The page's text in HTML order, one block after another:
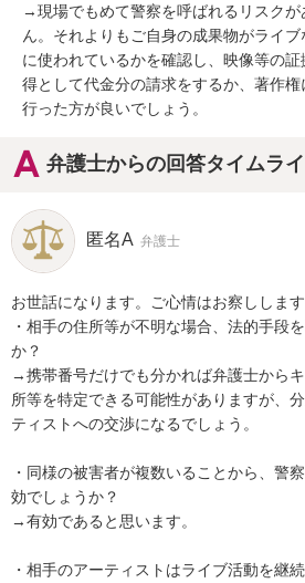
→現場でもめて警察を呼ばれるリスク
ん。それよりもご自身の成果物がライ
に使われているかを確認し、映像等の証
得として代金分の請求をするか、著作
行った方が良いでしょう。
弁護士からの回答タイムラ
匿名A 弁護士
お世話になります。ご心情はお察しします
・相手の住所等が不明な場合、法的手段
か？
→携帯番号だけでも分かれば弁護士から
所等を特定できる可能性がありますが、
ティストへの交渉になるでしょう。
・同様の被害者が複数いることから、警
効でしょうか？
→有効であると思います。
・相手のアーティストはライブ活動を継